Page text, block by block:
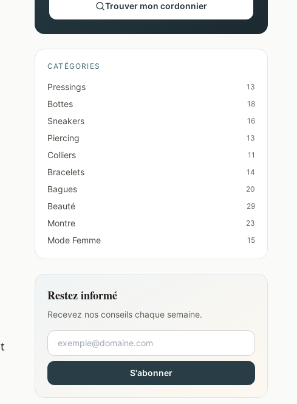
Trouver mon cordonnier
CATÉGORIES
Pressings 13
Bottes 18
Sneakers 16
Piercing 13
Colliers 11
Bracelets 14
Bagues 20
Beauté 29
Montre 23
Mode Femme 15
Restez informé
Recevez nos conseils chaque semaine.
S'abonner